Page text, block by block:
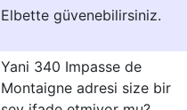
Elbette güvenebilirsiniz.
Yani 340 Impasse de
Montaigne adresi size bir